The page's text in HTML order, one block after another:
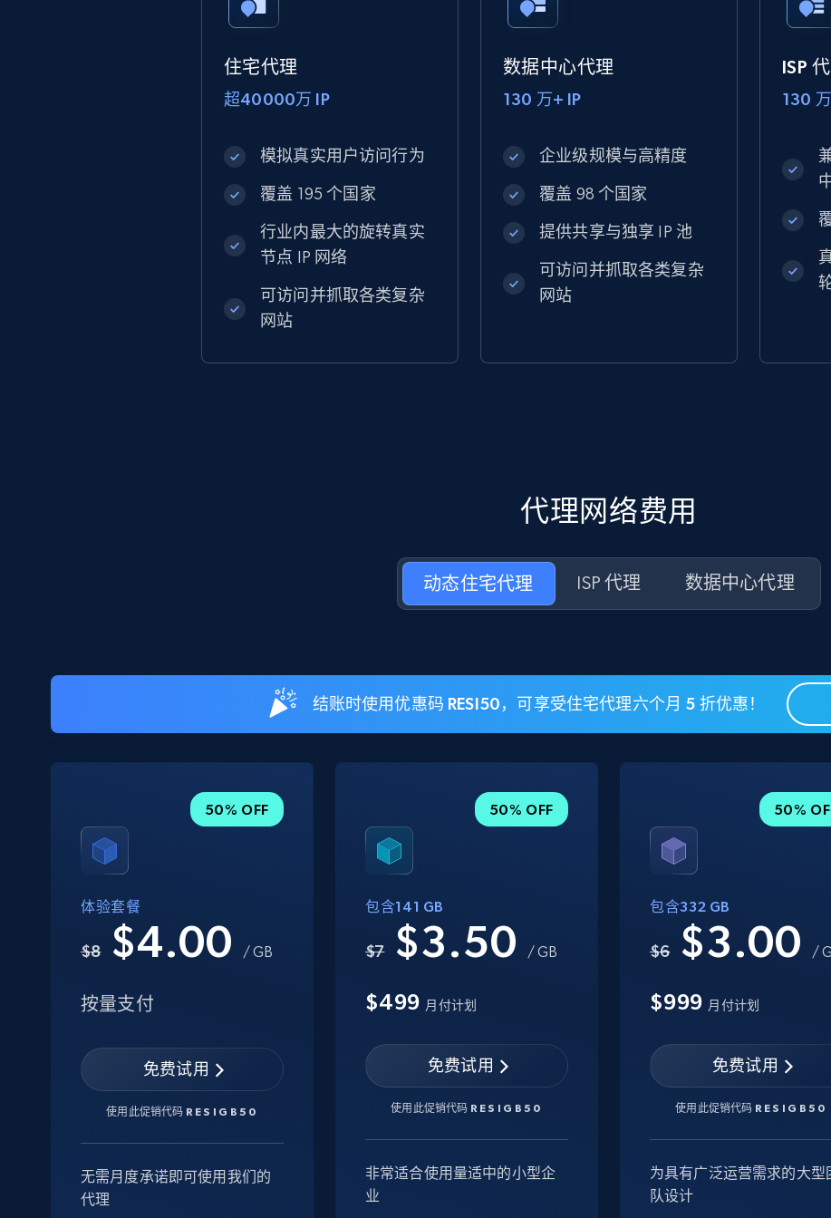
住宅代理
超40000万 IP
模拟真实用户访问行为
覆盖 195 个国家
行业内最大的旋转真实
节点 IP 网络
可访问并抓取各类复杂
网站
数据中心代理
130 万+ IP
企业级规模与高精度
覆盖 98 个国家
提供共享与独享 IP 池
可访问并抓取各类复杂
网站
ISP
130
代理网络费用
动态住宅代理 ISP 代理 数据中心代理
结账时使用优惠码 RESI50，可享受住宅代理六个月 5 折优惠！
50% OFF
体验套餐
$8 $4.00 / GB
按量支付
免费试用
使用此促销代码 RESIGB50
无需月度承诺即可使用我们的
代理
50% OFF
包含141 GB
$7 $3.50 / GB
$499 月付计划
免费试用
使用此促销代码 RESIGB50
非常适合使用量适中的小型企
业
50%
包含332 GB
$6 $3.00 /
$999 月付计划
免费试用
使用此促销代码 RESIGB50
为具有广泛运营需求的大型
队设计